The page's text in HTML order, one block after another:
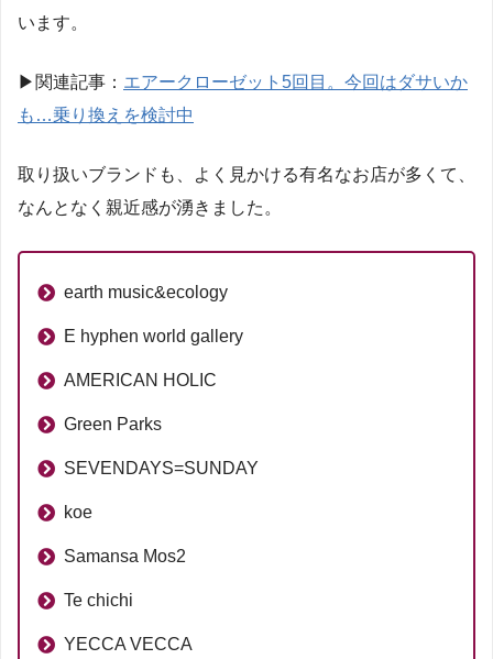
います。
▶︎関連記事： エアークローゼット5回目。今回はダサいか
も…乗り換えを検討中
取り扱いブランドも、よく見かける有名なお店が多くて、
なんとなく親近感が湧きました。
earth music&ecology
E hyphen world gallery
AMERICAN HOLIC
Green Parks
SEVENDAYS=SUNDAY
koe
Samansa Mos2
Te chichi
YECCA VECCA